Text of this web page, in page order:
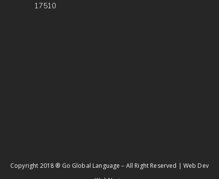
17510
Copyright 2018 ® Go Global Language – All Right Reserved | Web Dev